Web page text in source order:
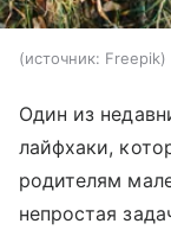
источник: Freepik
Один из
лайфхаки,
родителям
непростая